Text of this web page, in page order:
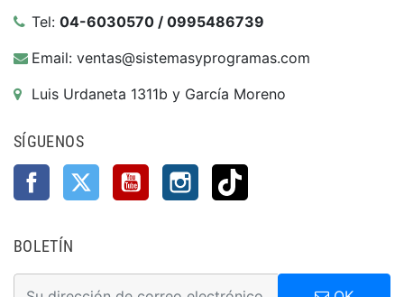
Tel: 04-6030570 / 0995486739
Email: ventas@sistemasyprogramas.com
Luis Urdaneta 1311b y García Moreno
SÍGUENOS
FacebookTwitter YouTube Instagram
BOLETÍN